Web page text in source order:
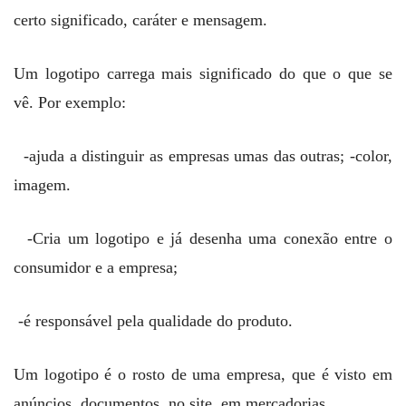
certo significado, caráter e mensagem.
Um logotipo carrega mais significado do que o que se
vê. Por exemplo:
-ajuda a distinguir as empresas umas das outras; -color,
imagem.
-Cria um logotipo e já desenha uma conexão entre o
consumidor e a empresa;
-é responsável pela qualidade do produto.
Um logotipo é o rosto de uma empresa, que é visto em